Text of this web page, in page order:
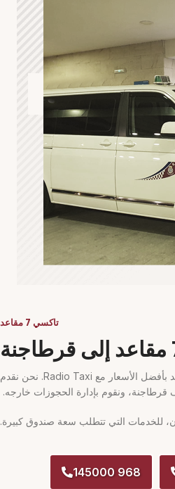
تاكسي 7 مقاعد
احجز سيارة الأجرة ذات 7 مقاعد بأفضل الأسعار مع Radio Taxi. نحن نقدم
ونقوم بإدارة الحجوزات خارجه.
للخدمات التي تتطلب سعة صندوق كبيرة.
968 145000